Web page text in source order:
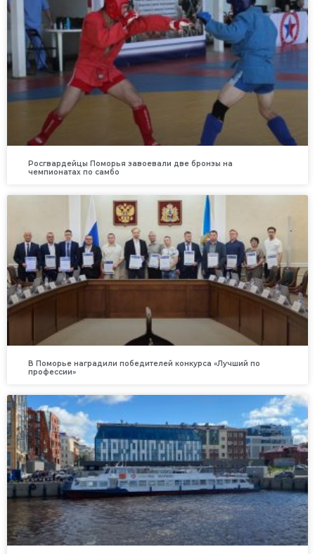
Росгвардейцы Поморья завоевали две бронзы на
чемпионатах по самбо
В Поморье наградили победителей конкурса «Лучший по
профессии»